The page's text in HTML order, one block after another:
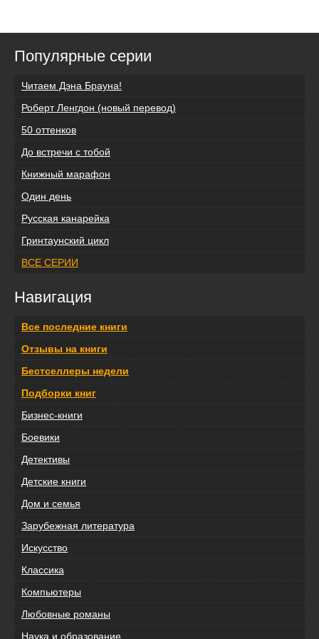
Популярные серии
Читаем Дэна Брауна!
Роберт Ленгдон (новый перевод)
50 оттенков
До встречи с тобой
Книжный марафон
Один день
Русская канарейка
Гринтаунский цикл
ВСЕ СЕРИИ
Навигация
Все последние книги
Отзывы на книги
Бестселлеры недели
Подборки книг
Бизнес-книги
Боевики
Детективы
Детские книги
Дом и семья
Зарубежная литература
Искусство
Классика
Компьютеры
Любовные романы
Наука и образование